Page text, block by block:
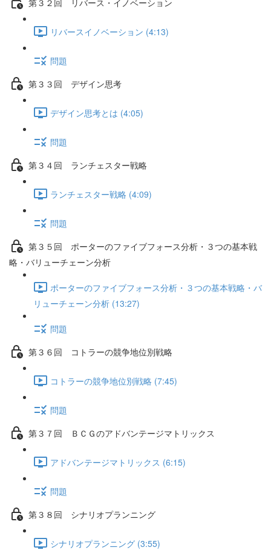
リバースイノベーション (4:13)
問題
第３３回 デザイン思考
デザイン思考とは (4:05)
問題
第３４回 ランチェスター戦略
ランチェスター戦略 (4:09)
問題
第３５回 ポーターのファイブフォース分析・３つの基本戦
略・バリューチェーン分析
ポーターのファイブフォース分析・３つの基本戦略・バ
リューチェーン分析 (13:27)
問題
第３６回 コトラーの競争地位別戦略
コトラーの競争地位別戦略 (7:45)
問題
第３７回 ＢＣＧのアドバンテージマトリックス
アドバンテージマトリックス (6:15)
問題
第３８回 シナリオプランニング
シナリオプランニング (3:55)